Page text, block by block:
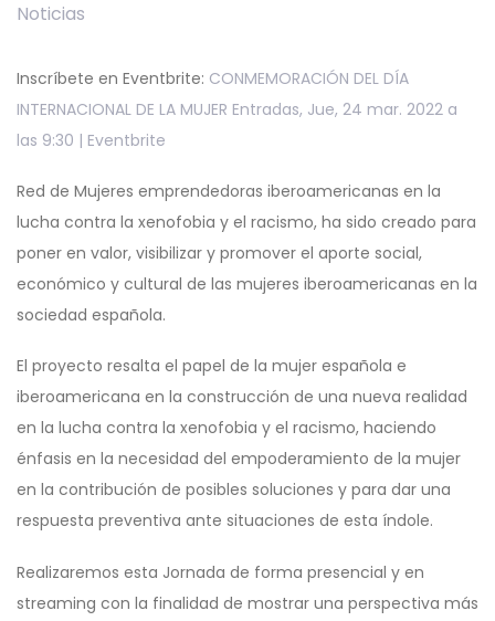
Noticias
Inscríbete en Eventbrite: CONMEMORACIÓN DEL DÍA
INTERNACIONAL DE LA MUJER Entradas, Jue, 24 mar. 2022 a
las 9:30 | Eventbrite
Red de Mujeres emprendedoras iberoamericanas en la
lucha contra la xenofobia y el racismo, ha sido creado para
poner en valor, visibilizar y promover el aporte social,
económico y cultural de las mujeres iberoamericanas en la
sociedad española.
El proyecto resalta el papel de la mujer española e
iberoamericana en la construcción de una nueva realidad
en la lucha contra la xenofobia y el racismo, haciendo
énfasis en la necesidad del empoderamiento de la mujer
en la contribución de posibles soluciones y para dar una
respuesta preventiva ante situaciones de esta índole.
Realizaremos esta Jornada de forma presencial y en
streaming con la finalidad de mostrar una perspectiva más